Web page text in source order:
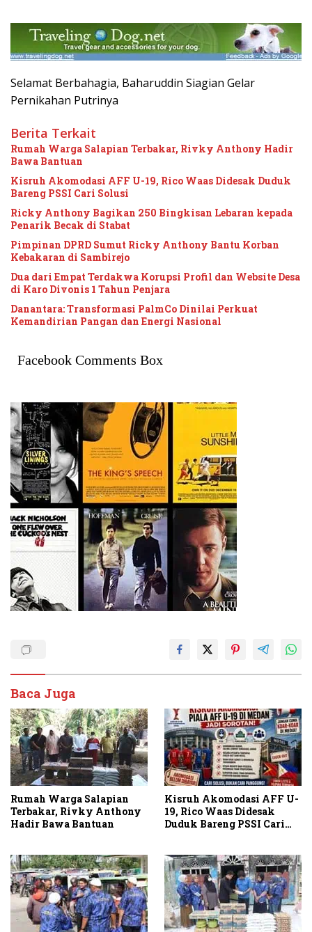
Selamat Berbahagia, Baharuddin Siagian Gelar
Pernikahan Putrinya
Berita Terkait
Rumah Warga Salapian Terbakar, Rivky Anthony Hadir
Bawa Bantuan
Kisruh Akomodasi AFF U-19, Rico Waas Didesak Duduk
Bareng PSSI Cari Solusi
Ricky Anthony Bagikan 250 Bingkisan Lebaran kepada
Penarik Becak di Stabat
Pimpinan DPRD Sumut Ricky Anthony Bantu Korban
Kebakaran di Sambirejo
Dua dari Empat Terdakwa Korupsi Profil dan Website Desa
di Karo Divonis 1 Tahun Penjara
Danantara: Transformasi PalmCo Dinilai Perkuat
Kemandirian Pangan dan Energi Nasional
Facebook Comments Box
Baca Juga
Rumah Warga Salapian
Terbakar, Rivky Anthony
Hadir Bawa Bantuan
Kisruh Akomodasi AFF U-
19, Rico Waas Didesak
Duduk Bareng PSSI Cari